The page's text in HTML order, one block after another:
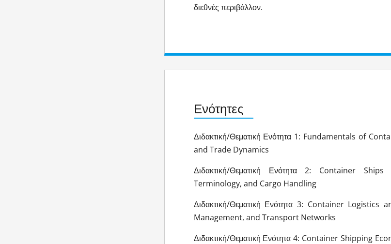
διεθνές περιβάλλον.
Ενότητες
Διδακτική/Θεματική Ενότητα 1: Fundamentals of
and Trade Dynamics
Διδακτική/Θεματική Ενότητα 2: Container
Terminology, and Cargo Handling
Διδακτική/Θεματική Ενότητα 3: Container
Management, and Transport Networks
Διδακτική/Θεματική Ενότητα 4: Container Shipping